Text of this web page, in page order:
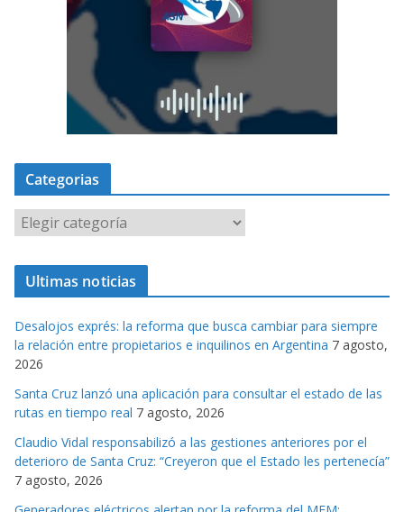
Categorias
t
o
r
a
s
Ultimas noticias
Desalojos exprés: la reforma que busca cambiar para siempre
la relación entre propietarios e inquilinos en Argentina 7 agosto,
2026
Santa Cruz lanzó una aplicación para consultar el estado de las
rutas en tiempo real 7 agosto, 2026
Claudio Vidal responsabilizó a las gestiones anteriores por el
deterioro de Santa Cruz: “Creyeron que el Estado les pertenecía”
7 agosto, 2026